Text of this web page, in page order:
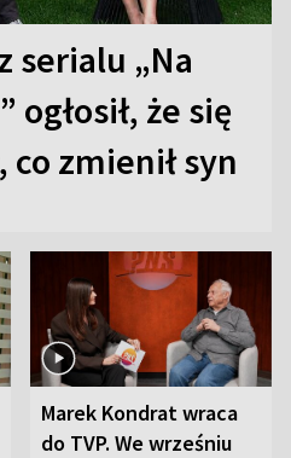
serialu „Na
ogłosił, że się
co zmienił syn
Marek Kondrat wraca
do TVP. We wrześniu